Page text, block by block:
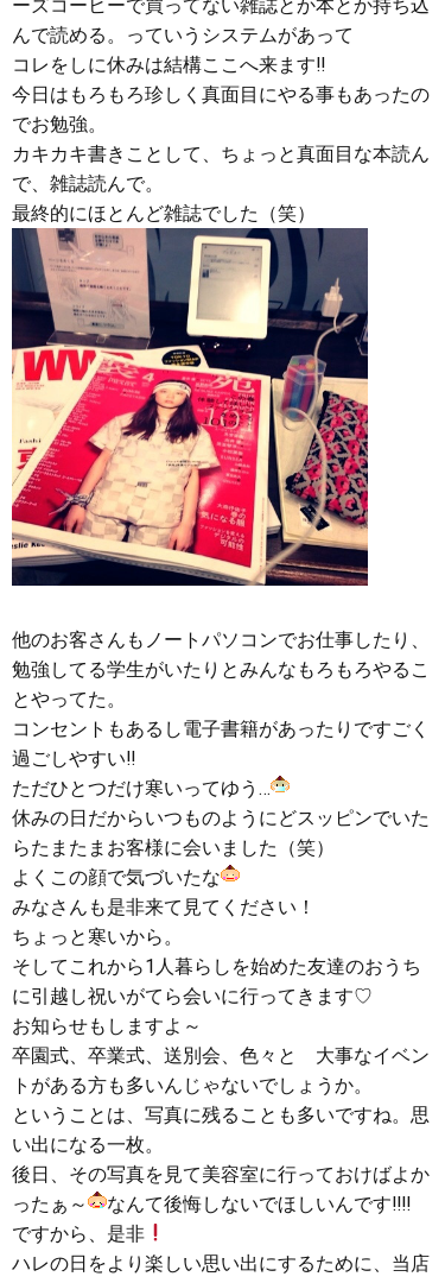
ーズコーヒーで買ってない雑誌とか本とか持ち込
んで読める。っていうシステムがあって
コレをしに休みは結構ここへ来ます‼︎
今日はもろもろ珍しく真面目にやる事もあったの
でお勉強。
カキカキ書きことして、ちょっと真面目な本読ん
で、雑誌読んで。
最終的にほとんど雑誌でした（笑）
他のお客さんもノートパソコンでお仕事したり、
勉強してる学生がいたりとみんなもろもろやるこ
とやってた。
コンセントもあるし電子書籍があったりですごく
過ごしやすい‼︎
ただひとつだけ寒いってゆう…
休みの日だからいつものようにどスッピンでいた
らたまたまお客様に会いました（笑）
よくこの顔で気づいたな
みなさんも是非来て見てください！
ちょっと寒いから。
そしてこれから1人暮らしを始めた友達のおうち
に引越し祝いがてら会いに行ってきます♡
お知らせもしますよ～
卒園式、卒業式、送別会、色々と 大事なイベン
トがある方も多いんじゃないでしょうか。
ということは、写真に残ることも多いですね。思
い出になる一枚。
後日、その写真を見て美容室に行っておけばよか
ったぁ～
なんて後悔しないでほしいんです‼︎‼︎
ですから、是非
ハレの日をより楽しい思い出にするために、当店